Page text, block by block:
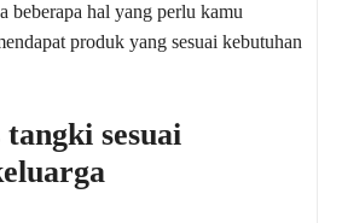
beberapa hal yang perlu kamu
produk yang sesuai kebutuhan
sesuai